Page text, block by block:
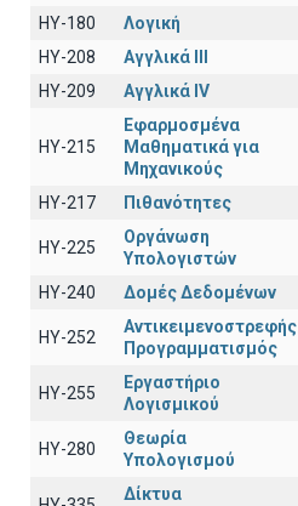
HY-180
Λογική
HY-208
Αγγλικά III
HY-209
Αγγλικά IV
HY-215
Εφαρμοσμένα
Μαθηματικά για
Μηχανικούς
HY-217 Πιθανότητες
HY-225
Οργάνωση
Υπολογιστών
HY-240 Δομές Δεδομένων
HY-252
Αντικειμενοστρεφής
Προγραμματισμός
HY-255
Εργαστήριο
Λογισμικού
HY-280
Θεωρία
Υπολογισμού
Δίκτυα